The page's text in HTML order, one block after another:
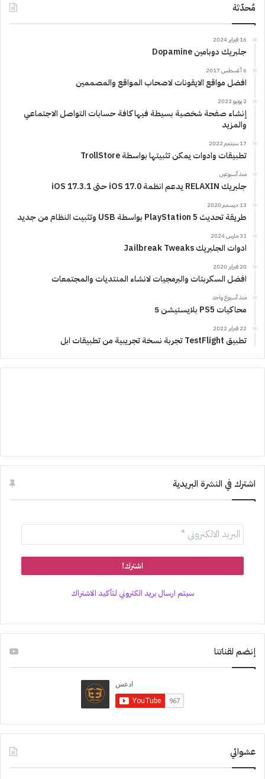
مُحدّثة
16 فبراير 2024
جلبريك دوبامين Dopamine
6 أغسطس 2017
افضل مواقع الايقونات لاصحاب المواقع والمصممين
2 يونيو 2022
إنشاء صفحة شخصية بسيطة فيها كافة حسابات التواصل الاجتماعي
والمزيد
17 سبتمبر 2022
تطبيقات وادوات يمكن تثبيتها بواسطة TrollStore
منذ أسبوعين
جلبريك RELAXIN يدعم انظمة iOS 17.0 حتى iOS 17.3.1
13 ديسمبر 2020
طريقة تحديث PlayStation 5 بواسطة USB وتثبيت النظام من جديد
31 مارس 2024
ادوات الجلبريك Jailbreak Tweaks
20 فبراير 2020
افضل السكربتات والبرمجيات لانشاء المنتديات والمجتمعات
منذ أسبوع واحد
محاكيات PS5 بلايستيشن 5
22 فبراير 2022
تطبيق TestFlight تجربة نسخة تجريبية من تطبيقات ابل
اشترك في النشرة البريدية
سيتم ارسال بريد الكتروني لتأكيد الاشتراك
إنضم لقناتنا
عشوائي